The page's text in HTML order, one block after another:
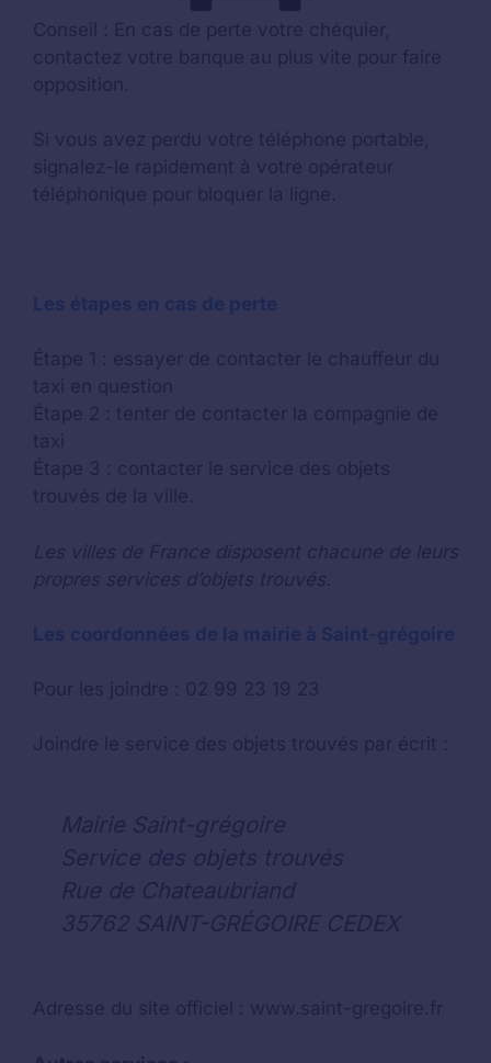
Conseil : En cas de perte votre chéquier,
contactez votre banque au plus vite pour faire
opposition.
Si vous avez perdu votre téléphone portable,
signalez-le rapidement à votre opérateur
téléphonique pour bloquer la ligne.
Les étapes en cas de perte
Étape 1 : essayer de contacter le chauffeur du
taxi en question
Étape 2 : tenter de contacter la compagnie de
taxi
Étape 3 : contacter le service des objets
trouvés de la ville.
Les villes de France disposent chacune de leurs
propres services d’objets trouvés.
Les coordonnées de la mairie à Saint-grégoire
Pour les joindre : 02 99 23 19 23
Joindre le service des objets trouvés par écrit :
Mairie Saint-grégoire
Service des objets trouvés
Rue de Chateaubriand
35762 SAINT-GRÉGOIRE CEDEX
Adresse du site officiel : www.saint-gregoire.fr